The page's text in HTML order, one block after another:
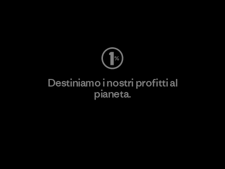
Destiniamo i nostri profitti al
pianeta.